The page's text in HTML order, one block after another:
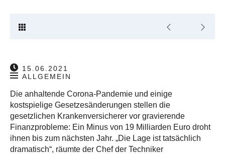
15.06.2021
ALLGEMEIN
Die anhaltende Corona-Pandemie und einige
kostspielige Gesetzesänderungen stellen die
gesetzlichen Krankenversicherer vor gravierende
Finanzprobleme: Ein Minus von 19 Milliarden Euro droht
ihnen bis zum nächsten Jahr. „Die Lage ist tatsächlich
dramatisch“, räumte der Chef der Techniker